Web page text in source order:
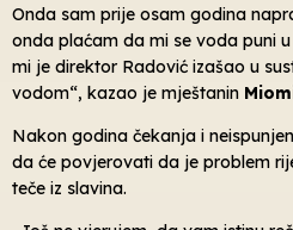
Onda sam prije osam godina
onda plaćam da mi se voda puni
mi je direktor Radović izašao u
vodom“, kazao je mještanin
Nakon godina čekanja i
da će povjerovati da je problem
teče iz slavina.